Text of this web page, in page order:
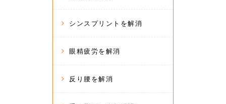
シンスプリントを解消
眼精疲労を解消
反り腰を解消